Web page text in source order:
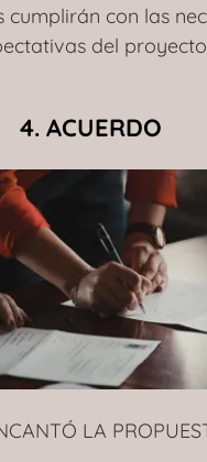
cumplirán con las
del
4. ACUERDO
LA